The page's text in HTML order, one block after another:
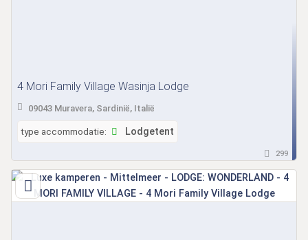
4 Mori Family Village Wasinja Lodge
09043 Muravera, Sardinië, Italië
type accommodatie: Lodgetent
299